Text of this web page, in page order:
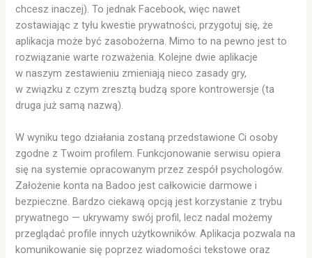
chcesz inaczej). To jednak Facebook, więc nawet
zostawiając z tyłu kwestie prywatności, przygotuj się, że
aplikacja może być zasobożerna. Mimo to na pewno jest to
rozwiązanie warte rozważenia. Kolejne dwie aplikacje
w naszym zestawieniu zmieniają nieco zasady gry,
w związku z czym zresztą budzą spore kontrowersje (ta
druga już samą nazwą).
W wyniku tego działania zostaną przedstawione Ci osoby
zgodne z Twoim profilem. Funkcjonowanie serwisu opiera
się na systemie opracowanym przez zespół psychologów.
Założenie konta na Badoo jest całkowicie darmowe i
bezpieczne. Bardzo ciekawą opcją jest korzystanie z trybu
prywatnego — ukrywamy swój profil, lecz nadal możemy
przeglądać profile innych użytkowników. Aplikacja pozwala na
komunikowanie się poprzez wiadomości tekstowe oraz